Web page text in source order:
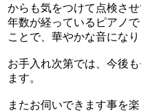
からも気をつけて点検させ
年数が経っているピアノ
ことで、華やかな音になり
お手入れ次第では、今後
ます。
またお伺いできます事を